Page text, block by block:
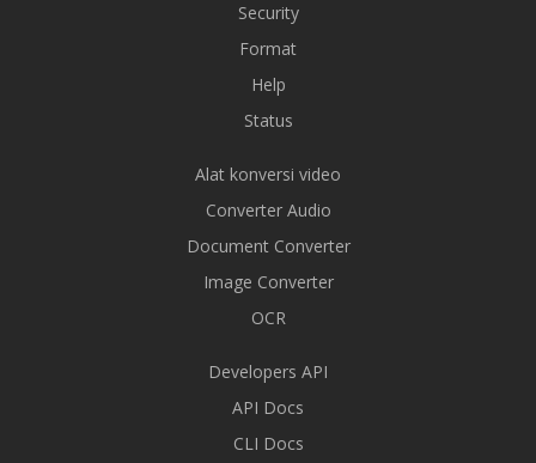
Security
Format
Help
Status
Alat konversi video
Converter Audio
Document Converter
Image Converter
OCR
Developers API
API Docs
CLI Docs